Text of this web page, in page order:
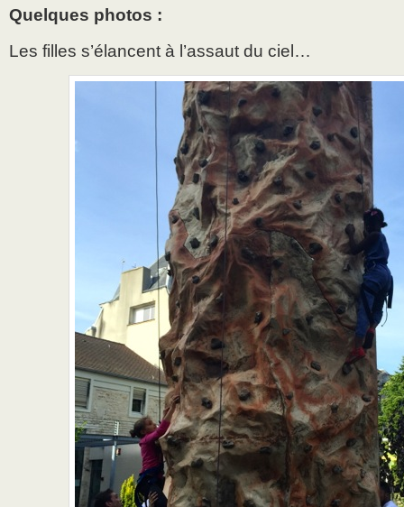
Quelques photos :
Les filles s’élancent à l’assaut du ciel…